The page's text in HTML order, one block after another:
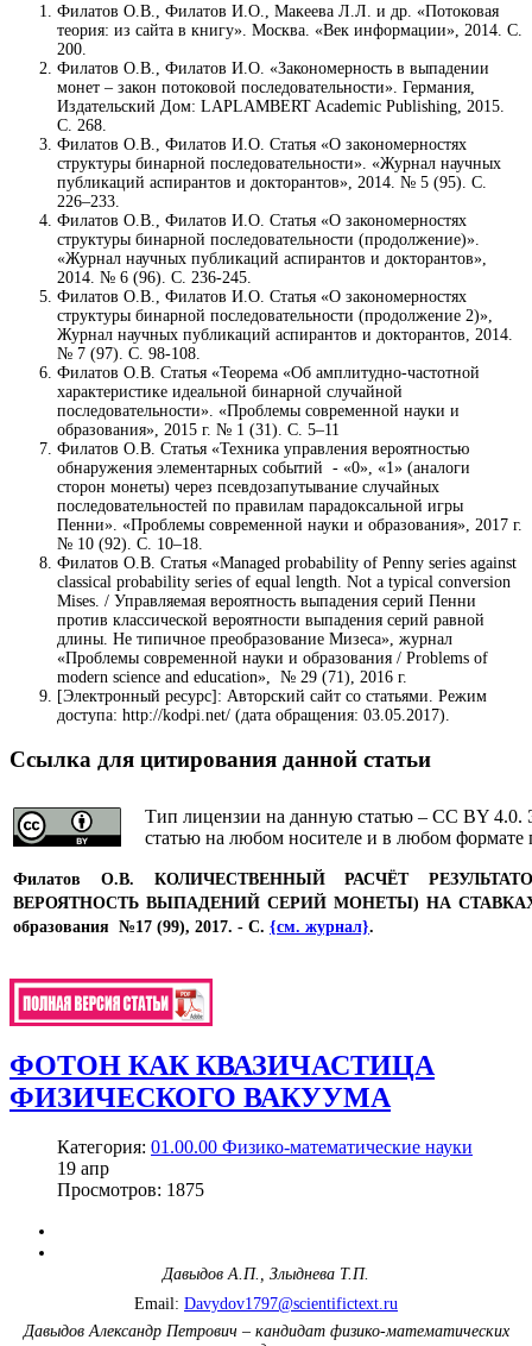
Филатов О.В., Филатов И.О., Макеева Л.Л. и др. «Потоковая
теория: из сайта в книгу». Москва. «Век информации», 2014. С.
200.
Филатов О.В., Филатов И.О. «Закономерность в выпадении
монет – закон потоковой последовательности». Германия,
Издательский Дом: LAPLAMBERT Academic Publishing, 2015.
С. 268.
Филатов О.В., Филатов И.О. Статья «О закономерностях
структуры бинарной последовательности». «Журнал научных
публикаций аспирантов и докторантов», 2014. № 5 (95). С.
226–233.
Филатов О.В., Филатов И.О. Статья «О закономерностях
структуры бинарной последовательности (продолжение)».
«Журнал научных публикаций аспирантов и докторантов»,
2014. № 6 (96). С. 236-245.
Филатов О.В., Филатов И.О. Статья «О закономерностях
структуры бинарной последовательности (продолжение 2)»,
Журнал научных публикаций аспирантов и докторантов, 2014.
№ 7 (97). С. 98-108.
Филатов О.В. Статья «Теорема «Об амплитудно-частотной
характеристике идеальной бинарной случайной
последовательности». «Проблемы современной науки и
образования», 2015 г. № 1 (31). С. 5–11
Филатов О.В. Статья «Техника управления вероятностью
обнаружения элементарных событий - «0», «1» (аналоги
сторон монеты) через псевдозапутывание случайных
последовательностей по правилам парадоксальной игры
Пенни». «Проблемы современной науки и образования», 2017 г.
№ 10 (92). С. 10–18.
Филатов О.В. Статья «Managed probability of Penny series against
classical probability series of equal length. Not a typical conversion
Mises. / Управляемая вероятность выпадения серий Пенни
против классической вероятности выпадения серий равной
длины. Не типичное преобразование Мизеса», журнал
«Проблемы современной науки и образования / Problems of
modern science and education», № 29 (71), 2016 г.
[Электронный ресурс]: Авторский сайт со статьями. Режим
доступа: http://kodpi.net/ (дата обращения: 03.05.2017).
Ссылка для цитирования данной статьи
Тип лицензии на данную статью – CC BY 4.0.
статью на любом носителе и в любом формате
Филатов О.В. КОЛИЧЕСТВЕННЫЙ РАСЧЁТ
ВЕРОЯТНОСТЬ ВЫПАДЕНИЙ СЕРИЙ МОНЕТЫ) НА СТАВКАХ
образования №17 (99), 2017. - С. {см. журнал}.
ФОТОН КАК КВАЗИЧАСТИЦА
ФИЗИЧЕСКОГО ВАКУУМА
Категория: 01.00.00 Физико-математические науки
19 апр
Просмотров: 1875
Давыдов А.П., Злыднева Т.П.
Email: Davydov1797@scientifictext.ru
Давыдов Александр Петрович – кандидат физико-математических